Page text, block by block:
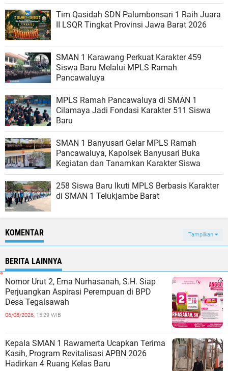
Tim Qasidah SDN Palumbonsari 1 Raih Juara
II LSQR Tingkat Provinsi Jawa Barat 2026
SMAN 1 Karawang Perkuat Karakter 459
Siswa Baru Melalui MPLS Ramah
Pancawaluya
MPLS Ramah Pancawaluya di SMAN 1
Cilamaya Jadi Fondasi Karakter 511 Siswa
Baru
SMAN 1 Banyusari Gelar MPLS Ramah
Pancawaluya, Kapolsek Banyusari Buka
Kegiatan dan Tanamkan Karakter Siswa
258 Siswa Baru Ikuti MPLS Berbasis Karakter
di SMAN 1 Telukjambe Barat
KOMENTAR Tampilkan
BERITA LAINNYA
Nomor Urut 2, Erna Nurhasanah, S.H. Siap
Perjuangkan Aspirasi Perempuan di BPD
Desa Tegalsawah
06/08/2026, 15:29 WIB
Kepala SMAN 1 Rawamerta Ucapkan Terima
Kasih, Program Revitalisasi APBN 2026
Hadirkan 4 Ruang Kelas Baru